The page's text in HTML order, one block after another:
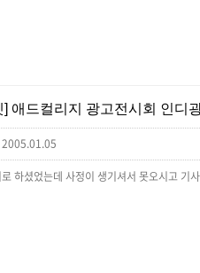
] 애드컬리지 광고전시회 인디
2005.01.05
하셨었는데 사정이 생기셔서 못오시고 기